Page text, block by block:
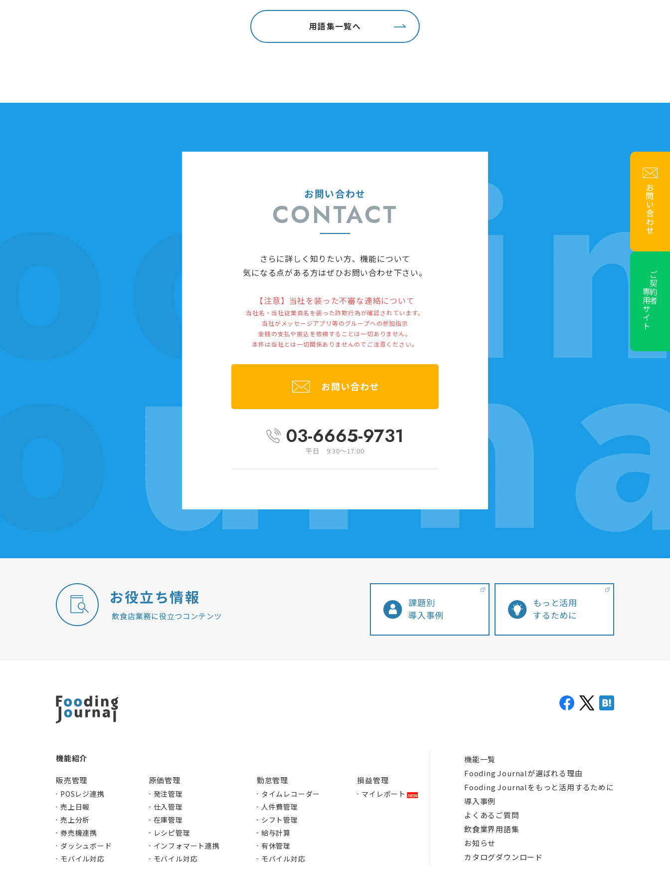
用語集一覧へ
お問い合わせ
CONTACT
さらに詳しく知りたい方、機能について
気になる点がある方はぜひお問い合わせ下さい。
【注意】当社を装った不審な連絡について
当社名・当社従業員名を装った詐欺行為が確認されています。
当社がメッセージアプリ等のグループへの参加指示
金銭の支払や振込を依頼することは一切ありません。
本件は当社とは一切関係ありませんのでご注意ください。
03-6665-9731
平日 9:30～17:00
課題別
導入事例
もっと活用
するために
機能紹介
販売管理
POSレジ連携
売上日報
売上分析
券売機連携
ダッシュボード
モバイル対応
原価管理
発注管理
仕入管理
在庫管理
レシピ管理
インフォマート連携
モバイル対応
勤怠管理
タイムレコーダー
人件費管理
シフト管理
給与計算
有休管理
モバイル対応
損益管理
マイレポート
機能一覧
Fooding Journalが選ばれる理由
Fooding Journalをもっと活用するために
導入事例
よくあるご質問
飲食業界用語集
お知らせ
カタログダウンロード